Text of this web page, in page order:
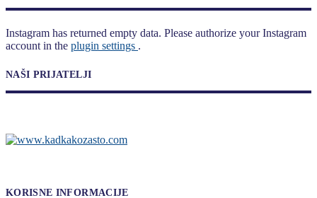
Instagram has returned empty data. Please authorize your Instagram
account in the plugin settings .
NAŠI PRIJATELJI
KORISNE INFORMACIJE